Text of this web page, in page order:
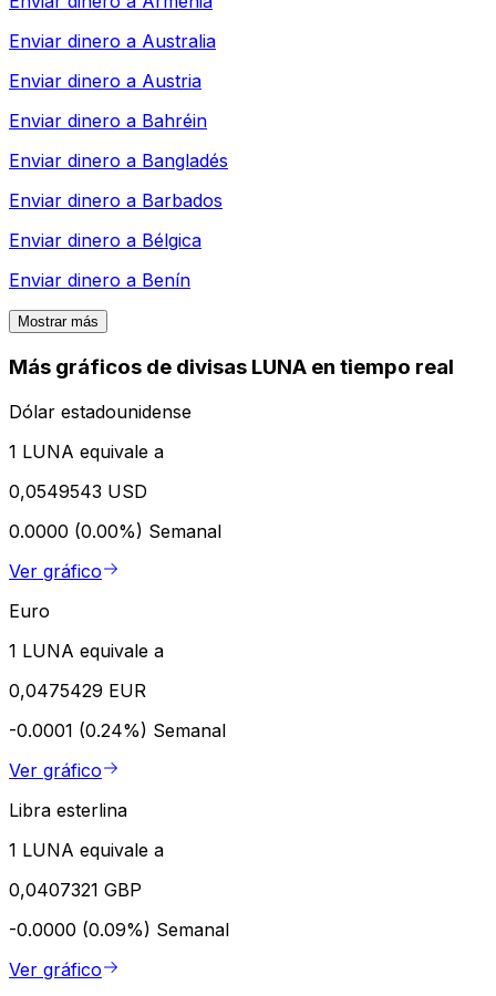
Enviar dinero a Australia
Enviar dinero a Austria
Enviar dinero a Bahréin
Enviar dinero a Bangladés
Enviar dinero a Barbados
Enviar dinero a Bélgica
Enviar dinero a Benín
Mostrar más
Más gráficos de divisas LUNA en tiempo real
Dólar estadounidense
1 LUNA equivale a
0,0549543 USD
0.0000 (0.00%) Semanal
Ver gráfico
Euro
1 LUNA equivale a
0,0475429 EUR
-0.0001 (0.24%) Semanal
Ver gráfico
Libra esterlina
1 LUNA equivale a
0,0407321 GBP
-0.0000 (0.09%) Semanal
Ver gráfico